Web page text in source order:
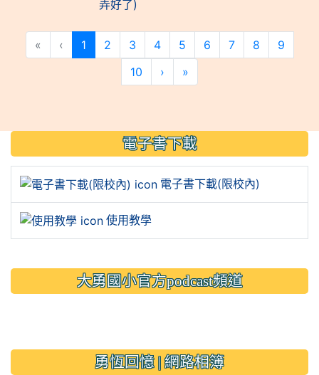
弄好了)
« ‹ 1(current)
2 3 4 5 6 7 8
9
10
› »
::: 電子書下載
電子書下載(限校內)
使用教學
大勇國小官方podcast頻道
勇恆回憶 | 網路相簿